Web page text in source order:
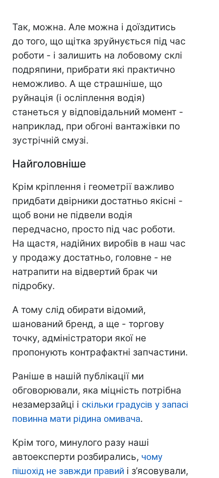
Так, можна. Але можна і доїздитись
до того, що щітка зруйнується під час
роботи - і залишить на лобовому склі
подряпини, прибрати які практично
неможливо. А ще страшніше, що
руйнація (і осліплення водія)
станеться у відповідальний момент -
наприклад, при обгоні вантажівки по
зустрічній смузі.
Найголовніше
Крім кріплення і геометрії важливо
придбати двірники достатньо якісні -
щоб вони не підвели водія
передчасно, просто під час роботи.
На щастя, надійних виробів в наш час
у продажу достатньо, головне - не
натрапити на відвертий брак чи
підробку.
А тому слід обирати відомий,
шанований бренд, а ще - торгову
точку, адміністратори якої не
пропонують контрафактні запчастини.
Раніше в нашій публікації ми
обговорювали, яка міцність потрібна
незамерзайці і скільки градусів у запасі
повинна мати рідина омивача.
Крім того, минулого разу наші
автоексперти розбирались, чому
пішохід не завжди правий і з’ясовували,